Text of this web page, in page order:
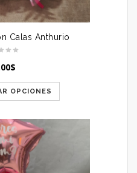
Calas Anthurio
$
OPCIONES